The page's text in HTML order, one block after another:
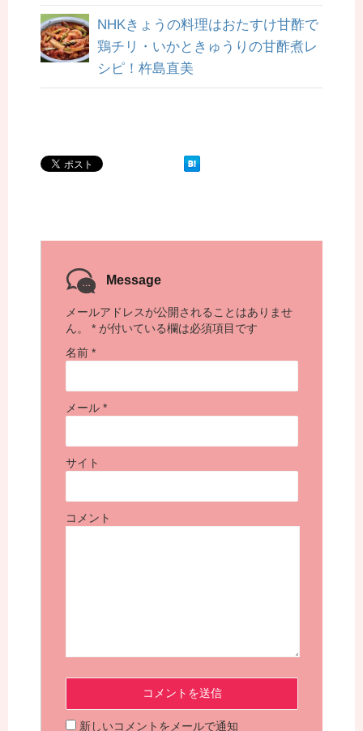
NHKきょうの料理はおたすけ甘酢で
鶏チリ・いかときゅうりの甘酢煮レ
シピ！杵島直美
Message
メールアドレスが公開されることはありませ
ん。
* が付いている欄は必須項目です
名前 *
メール *
サイト
コメント
新しいコメントをメールで通知